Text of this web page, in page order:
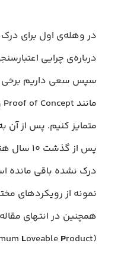
درباره‌ی چرایی
سپس سعی داریم برخی
متمایز کنیم. پس از آن
درک نشده باقی مانده
Loveable Product) می‌پردازیم.